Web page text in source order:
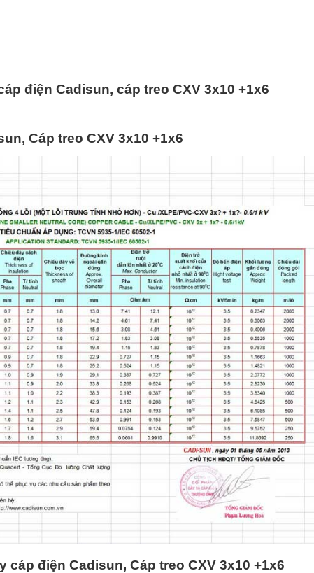
điện Cadisun, cáp treo CXV 3x10 +1x6
Cáp treo CXV 3x10 +1x6
cáp điện Cadisun, Cáp treo CXV 3x10 +1x6